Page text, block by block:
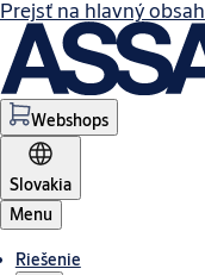
Prejsť na hlavný obsah
Webshops
Slovakia
Menu
Riešenie